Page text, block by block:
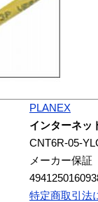
PLANEX
インターネッ
CNT6R-05-
メーカー保証
特定商取引法